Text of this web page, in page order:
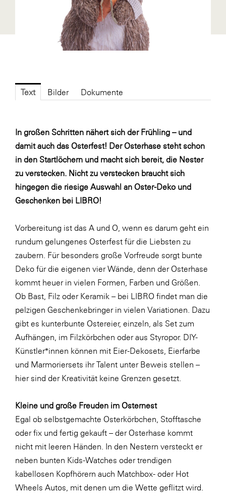
FG UBIT Salzburg
FRoSTA
Gardena
Gas Connect Austria
GBV - Verband gemeinnütziger
Bauvereinigungen
Getzner Werkstoffe
ikp
Johnson & Johnson
JELD-WEN DANA
kosaplaner
LAT Nitrogen
Libro
Lidl Österreich
Die Menü-Manufaktur
MTH Retail Group
OptimaMed
PAGRO
PHH Rechtsanwält:innen
Primark
Salesforce
Text Bilder Dokumente
In großen Schritten nähert sich der Frühling – und
damit auch das Osterfest! Der Osterhase steht schon
in den Startlöchern und macht sich bereit, die Nester
zu verstecken. Nicht zu verstecken braucht sich
hingegen die riesige Auswahl an Oster-Deko und
Geschenken bei LIBRO!
Vorbereitung ist das A und O, wenn es darum geht ein
rundum gelungenes Osterfest für die Liebsten zu
zaubern. Für besonders große Vorfreude sorgt bunte
Deko für die eigenen vier Wände, denn der Osterhase
kommt heuer in vielen Formen, Farben und Größen.
Ob Bast, Filz oder Keramik – bei LIBRO findet man die
pelzigen Geschenkebringer in vielen Variationen. Dazu
gibt es kunterbunte Ostereier, einzeln, als Set zum
Aufhängen, im Filzkörbchen oder aus Styropor. DIY-
Künstler*innen können mit Eier-Dekosets, Eierfarbe
und Marmoriersets ihr Talent unter Beweis stellen –
hier sind der Kreativität keine Grenzen gesetzt.
Kleine und große Freuden im Osternest
Egal ob selbstgemachte Osterkörbchen, Stofftasche
oder fix und fertig gekauft – der Osterhase kommt
nicht mit leeren Händen. In den Nestern versteckt er
neben bunten Kids-Watches oder trendigen
kabellosen Kopfhörern auch Matchbox- oder Hot
Wheels Autos, mit denen um die Wette geflitzt wird.